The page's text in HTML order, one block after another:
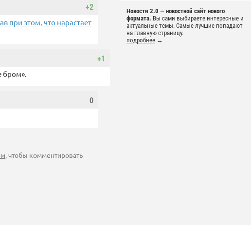
Новости 2.0 — новостной сайт нового
формата. Вы сами выбираете интересные и
актуальные темы. Самые лучшие попадают
на главную страницу.
подробнее →
+2
при этом, что нарастает
+1
бром».
0
, чтобы комментировать